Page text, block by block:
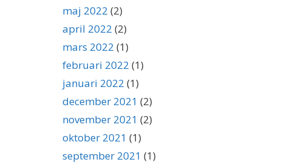
maj 2022 (2)
april 2022 (2)
mars 2022 (1)
februari 2022 (1)
januari 2022 (1)
december 2021 (2)
november 2021 (2)
oktober 2021 (1)
september 2021 (1)